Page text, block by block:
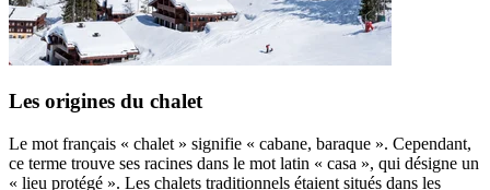
Les origines du chalet
Le mot français « chalet » signifie « cabane, baraque ». Cependant,
ce terme trouve ses racines dans le mot latin « casa », qui désigne un
« lieu protégé ». Les chalets traditionnels étaient situés dans les